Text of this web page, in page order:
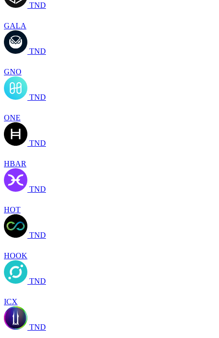
TND
GALA
TND
GNO
TND
ONE
TND
HBAR
TND
HOT
TND
HOOK
TND
ICX
TND